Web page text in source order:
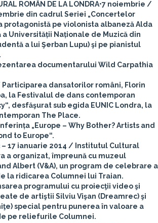
ROMÂN DE LA LONDRA•7 noiembrie /
din cadrul Seriei „Concertelor
protagonistă pe violonista albaneză Alda
a Universității Naționale de Muzică din
a lui Şerban Lupu) şi pe pianistul
documentarului Wild Carpathia
dansatorilor români, Florin
la Festivalul de dans contemporan
desfăşurat sub egida EUNIC Londra, la
The Place.
„Europe – Why Bother? Artists and
to Europe“.
– 17 ianuarie 2014 / Institutul Cultural
a organizat, împreună cu muzeul
Albert (V&A), un program de celebrare a
la ridicarea Columnei lui Traian.
programului cu proiecţii video şi
de artiştii Silviu Vişan (Dreamrec) şi
special pentru punerea în valoare a
pe reliefurile Columnei.